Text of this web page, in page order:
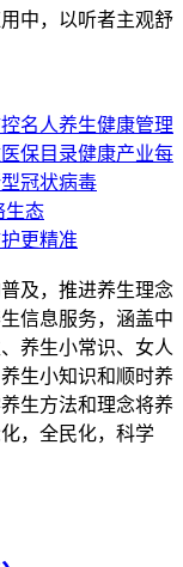
中，以听者主观舒
名人养生健康管理
医保目录健康产业每
冠状病毒
生态
更精准
及，推进养生理念
信息服务，涵盖中
养生小常识、女人
生小知识和顺时养
生方法和理念将养
，全民化，科学